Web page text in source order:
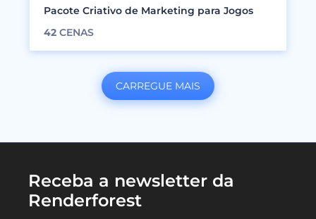
Pacote Criativo de Marketing para Jogos
42 CENAS
CARREGUE MAIS
Receba a newsletter da
Renderforest